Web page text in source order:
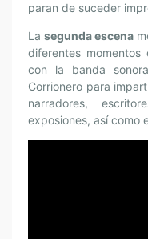
paran de suceder
Lasegunda escena
diferentes
con la banda
Corrionero para
narradores,
exposiones, así como